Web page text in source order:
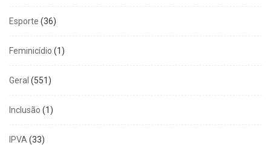
Esporte (36)
Feminicídio (1)
Geral (551)
Inclusão (1)
IPVA (33)